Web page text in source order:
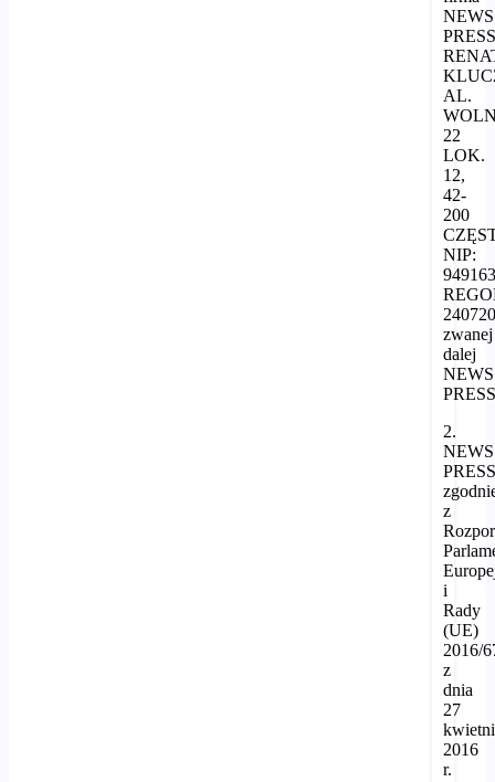
NEWS
AL.
22
LOK.
12,
42-
200
NIP:
zwanej
dalej
NEWS
2.
NEWS
z
i
Rady
(UE)
2016/
z
dnia
27
2016
r.